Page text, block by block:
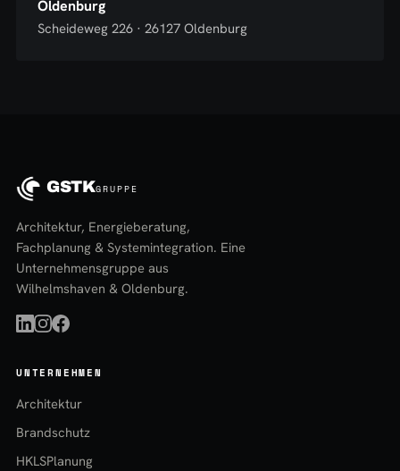
Oldenburg
Scheideweg 226 · 26127 Oldenburg
GSTKGRUPPE
Architektur, Energieberatung,
Fachplanung & Systemintegration. Eine
Unternehmensgruppe aus
Wilhelmshaven & Oldenburg.
UNTERNEHMEN
Architektur
Brandschutz
HKLSPlanung